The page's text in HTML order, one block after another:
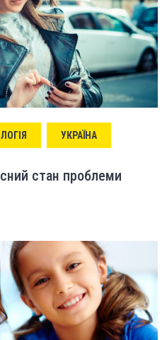
УКРАЇНА
стан проблеми